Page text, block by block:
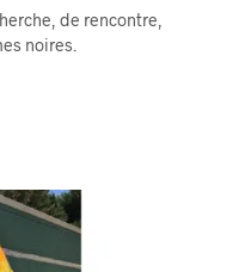
de rencontre,
noires.